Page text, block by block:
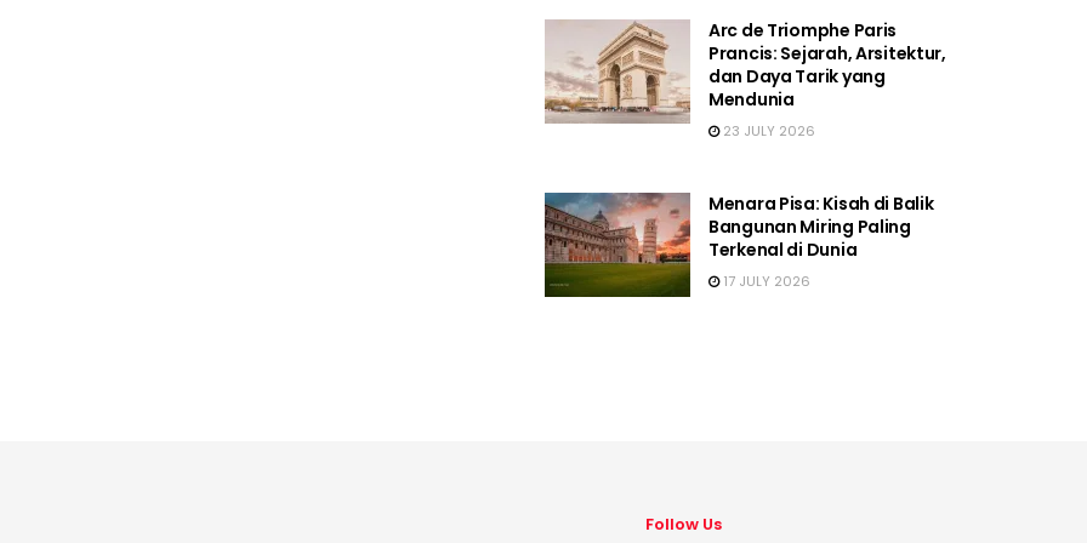
Arc de Triomphe Paris
Prancis: Sejarah, Arsitektur,
dan Daya Tarik yang
Mendunia
23 JULY 2026
Menara Pisa: Kisah di Balik
Bangunan Miring Paling
Terkenal di Dunia
17 JULY 2026
Follow Us